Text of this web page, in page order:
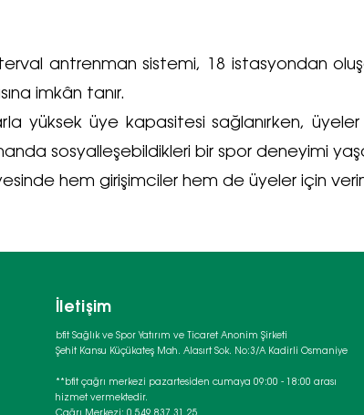
antrenman sistemi, 18 istasyondan
imkân tanır.
yüksek üye kapasitesi sağlanırken,
sosyalleşebildikleri bir spor deneyimi
hem girişimciler hem de üyeler için
İletişim
bfit Sağlık ve Spor Yatırım ve Ticaret Anonim Şirketi
Şehit Kansu Küçükateş Mah. Alasırt Sok. No:3/A Kadirli Osmaniye
**bfit çağrı merkezi pazartesiden cumaya 09:00 - 18:00 arası
hizmet vermektedir.